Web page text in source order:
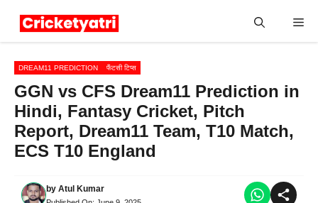
DREAM11 PREDICTION फैंटसी टिप्स
GGN vs CFS Dream11 Prediction in
Hindi, Fantasy Cricket, Pitch
Report, Dream11 Team, T10 Match,
ECS T10 England
by Atul Kumar